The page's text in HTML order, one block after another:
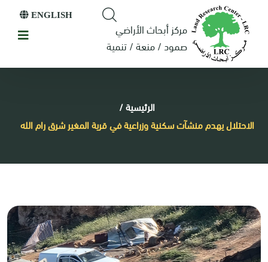
مركز أبحاث الأراضي
صمود / منعة / تنمية
ENGLISH
الرئيسية/
الاحتلال يهدم منشآت سكنية وزراعية في قرية المغير شرق رام الله